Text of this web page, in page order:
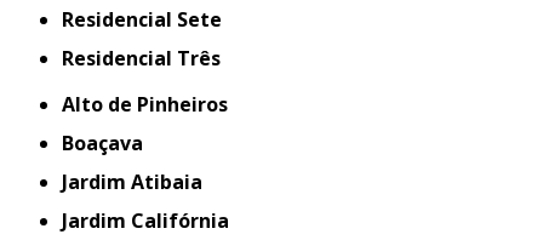
Residencial Sete
Residencial Três
Alto de Pinheiros
Boaçava
Jardim Atibaia
Jardim Califórnia